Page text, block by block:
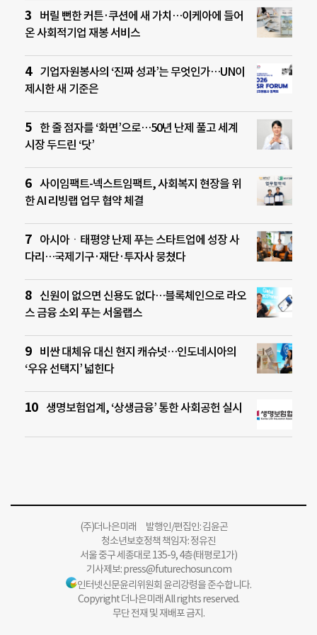
버릴 뻔한 커튼·쿠션에 새 가치…이케아에 들어
온 사회적기업 재봉 서비스
기업자원봉사의 ‘진짜 성과’는 무엇인가…UN이
제시한 새 기준은
한 줄 점자를 ‘화면’으로…50년 난제 풀고 세계
시장 두드린 ‘닷’
사이임팩트-넥스트임팩트, 사회복지 현장을 위
한 AI 리빙랩 업무 협약 체결
아시아ㆍ태평양 난제 푸는 스타트업에 성장 사
다리…국제기구·재단·투자사 뭉쳤다
신원이 없으면 신용도 없다…블록체인으로 라오
스 금융 소외 푸는 서울랩스
비싼 대체유 대신 현지 캐슈넛…인도네시아의
‘우유 선택지’ 넓힌다
생명보험업계, ‘상생금융’ 통한 사회공헌 실시
(주)더나은미래 발행인/편집인: 김윤곤
청소년보호정책 책임자: 정유진
서울 중구 세종대로 135-9, 4층(태평로1가)
기사제보:press@futurechosun.com
인터넷신문윤리위원회 윤리강령을 준수합니다.
Copyright 더나은미래 All rights reserved.
무단 전재 및 재배포 금지.